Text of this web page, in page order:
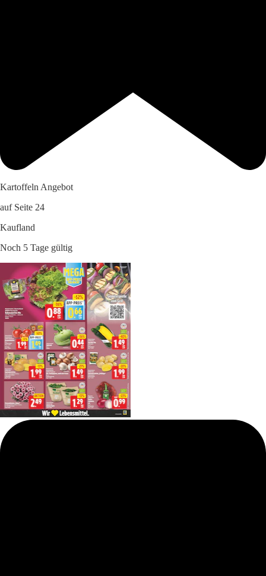
Kartoffeln Angebot
auf Seite 24
Kaufland
Noch 5 Tage gültig